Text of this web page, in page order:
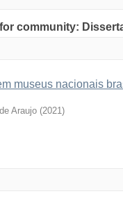
community:
museus nacionais
Araujo (2021)